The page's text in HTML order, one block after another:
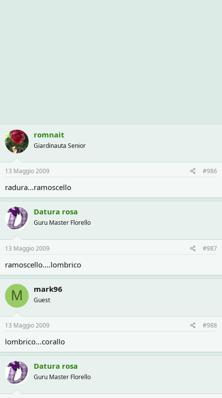
romnait
Giardinauta Senior
13 Maggio 2009 #986
radura...ramoscello
Datura rosa
Guru Master Florello
13 Maggio 2009 #987
ramoscello....lombrico
M mark96
Guest
13 Maggio 2009 #988
lombrico...corallo
Datura rosa
Guru Master Florello